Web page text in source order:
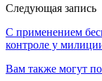
Следующая запись
С применением
контроле у
Вам также могут